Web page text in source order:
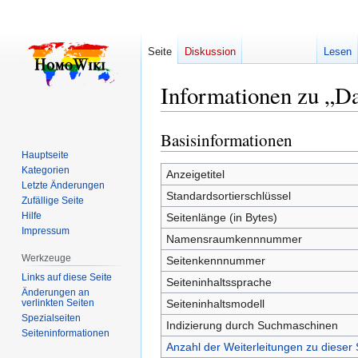
Informationen zu
Zur
Navigation
springen
Zur
Suche
springen
Basisinformationen
Anzeigetitel
Standardsortierschlüssel
Seitenlänge (in Bytes)
Namensraumkennnummer
Seitenkennnummer
Seiteninhaltssprache
Seiteninhaltsmodell
Indizierung durch Suchmaschinen
Anzahl der Weiterleitungen zu dieser
Seite Diskussion Lesen
Hauptseite
Kategorien
Letzte Änderungen
Zufällige Seite
Hilfe
Impressum
Werkzeuge
Links auf diese Seite
Änderungen an
verlinkten Seiten
Spezialseiten
Seiten­­informationen